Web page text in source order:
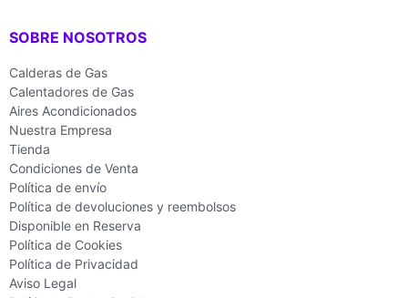
SOBRE NOSOTROS
Calderas de Gas
Calentadores de Gas
Aires Acondicionados
Nuestra Empresa
Tienda
Condiciones de Venta
Política de envío
Política de devoluciones y reembolsos
Disponible en Reserva
Política de Cookies
Política de Privacidad
Aviso Legal